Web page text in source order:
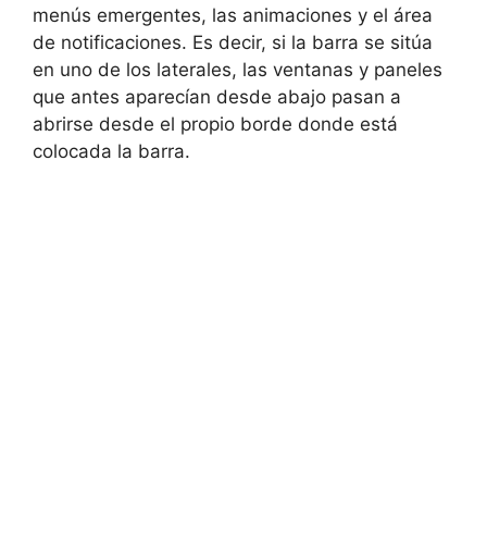
menús emergentes, las animaciones y el área
de notificaciones. Es decir, si la barra se sitúa
en uno de los laterales, las ventanas y paneles
que antes aparecían desde abajo pasan a
abrirse desde el propio borde donde está
colocada la barra.